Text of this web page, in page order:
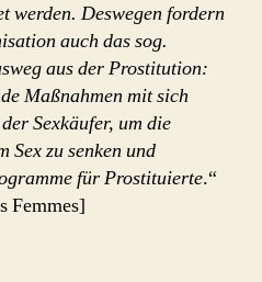
werden. Deswegen fordern
auch das sog.
aus der Prostitution:
Maßnahmen mit sich
Sexkäufer, um die
Sex zu senken und
für Prostituierte.“
Femmes]